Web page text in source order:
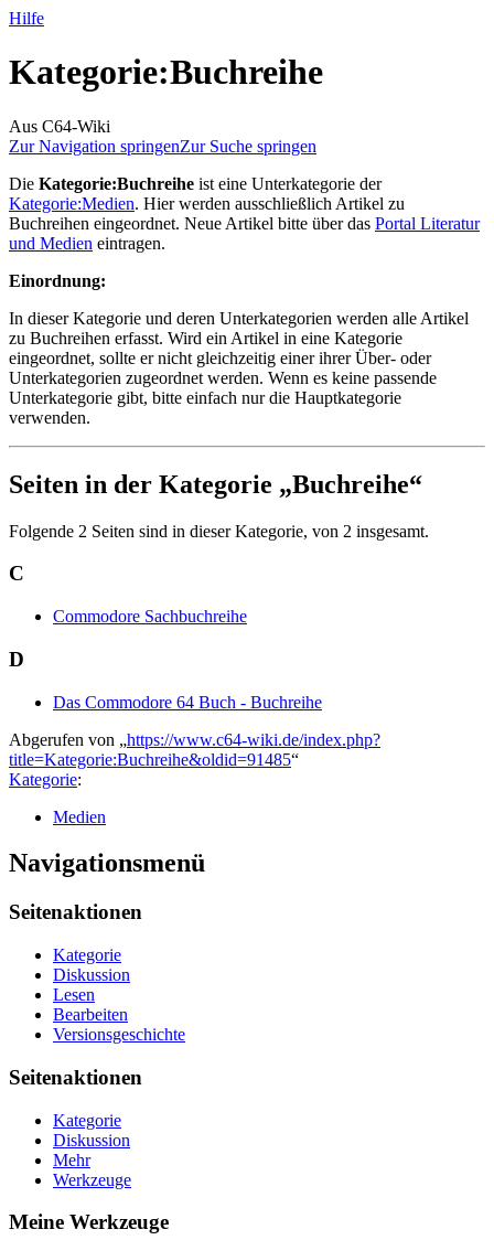
Hilfe
Kategorie:Buchreihe
Aus C64-Wiki
Zur Navigation springenZur Suche springen
Die Kategorie:Buchreihe ist eine Unterkategorie der
Kategorie:Medien. Hier werden ausschließlich Artikel zu
Buchreihen eingeordnet. Neue Artikel bitte über das Portal Literatur
und Medien eintragen.
Einordnung:
In dieser Kategorie und deren Unterkategorien werden alle Artikel
zu Buchreihen erfasst. Wird ein Artikel in eine Kategorie
eingeordnet, sollte er nicht gleichzeitig einer ihrer Über- oder
Unterkategorien zugeordnet werden. Wenn es keine passende
Unterkategorie gibt, bitte einfach nur die Hauptkategorie
verwenden.
Seiten in der Kategorie „Buchreihe“
Folgende 2 Seiten sind in dieser Kategorie, von 2 insgesamt.
C
Commodore Sachbuchreihe
D
Das Commodore 64 Buch - Buchreihe
Abgerufen von „https://www.c64-wiki.de/index.php?
title=Kategorie:Buchreihe&oldid=91485“
Kategorie:
Medien
Navigationsmenü
Seitenaktionen
Kategorie
Diskussion
Lesen
Bearbeiten
Versionsgeschichte
Seitenaktionen
Kategorie
Diskussion
Mehr
Werkzeuge
Meine Werkzeuge